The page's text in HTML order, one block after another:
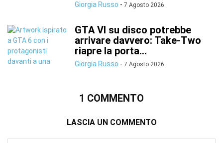
Giorgia Russo - 7 Agosto 2026
GTA VI su disco potrebbe
arrivare davvero: Take-Two
riapre la porta...
Giorgia Russo - 7 Agosto 2026
1 COMMENTO
LASCIA UN COMMENTO